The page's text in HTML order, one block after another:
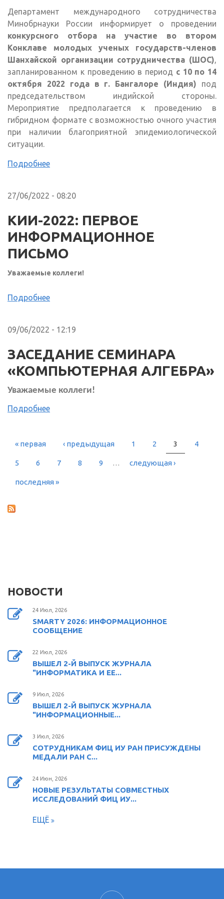
Департамент международного сотрудничества
Минобрнауки России информирует о проведении
конкурсного отбора на участие во втором
Конклаве молодых ученых государств-членов
Шанхайской организации сотрудничества (ШОС),
запланированном к проведению в период с 10 по 14
октября 2022 года в г. Бангалоре (Индия) под
председательством индийской стороны.
Мероприятие предполагается к проведению в
гибридном формате с возможностью очного участия
при наличии благоприятной эпидемиологической
ситуации.
Подробнее
27/06/2022 - 08:20
КИИ-2022: ПЕРВОЕ
ИНФОРМАЦИОННОЕ
ПИСЬМО
Уважаемые коллеги!
Подробнее
09/06/2022 - 12:19
ЗАСЕДАНИЕ СЕМИНАРА
«КОМПЬЮТЕРНАЯ АЛГЕБРА»
Уважаемые коллеги!
Подробнее
СТРАНИЦЫ
« первая ‹ предыдущая 1 2 3 4
5 6 7 8 9 … следующая ›
последняя »
НОВОСТИ
24 Июл, 2026
SMARTY 2026: ИНФОРМАЦИОННОЕ
СООБЩЕНИЕ
22 Июл, 2026
ВЫШЕЛ 2-Й ВЫПУСК ЖУРНАЛА
"ИНФОРМАТИКА И ЕЕ...
9 Июл, 2026
ВЫШЕЛ 2-Й ВЫПУСК ЖУРНАЛА
"ИНФОРМАЦИОННЫЕ...
3 Июл, 2026
СОТРУДНИКАМ ФИЦ ИУ РАН ПРИСУЖДЕНЫ
МЕДАЛИ РАН С...
24 Июн, 2026
НОВЫЕ РЕЗУЛЬТАТЫ СОВМЕСТНЫХ
ИССЛЕДОВАНИЙ ФИЦ ИУ...
ЕЩЁ